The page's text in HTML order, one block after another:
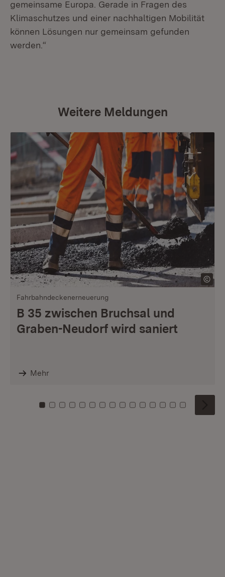
gemeinsame Europa. Gerade in Fragen des
Klimaschutzes und einer nachhaltigen Mobilität
können Lösungen nur gemeinsam gefunden
werden.“
Weitere Meldungen
Fahrbahndeckenerneuerung
B 35 zwischen Bruchsal und
Graben-Neudorf wird saniert
Mehr
Zu Kachel: 0
Zu Kachel: 1
Zu Kachel: 2
Zu Kachel: 3
Zu Kachel: 4
Zu Kachel: 5
Zu Kachel: 6
Zu Kachel: 7
Zu Kachel: 8
Zu Kachel: 9
Zu Kachel: 10
Zu Kachel: 11
Zu Kachel: 12
Zu Kachel:
Zu